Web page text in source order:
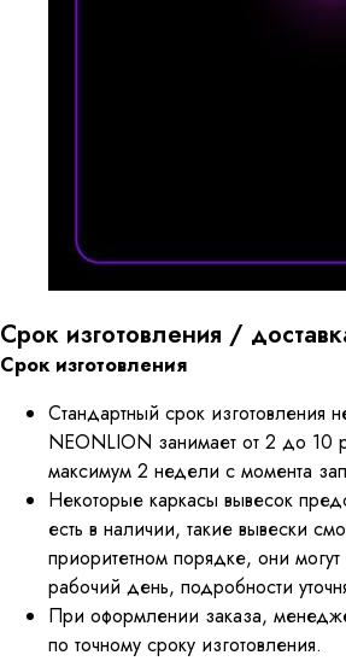
Срок изготовления /
Срок изготовления
Стандартный срок изготовления
NEONLION занимает от 2 до 10
максимум 2 недели с момента
Некоторые каркасы вывесок
есть в наличии, такие вывески
приоритетном порядке, они могут
рабочий день, подробности
При оформлении заказа,
по точному сроку изготовления.